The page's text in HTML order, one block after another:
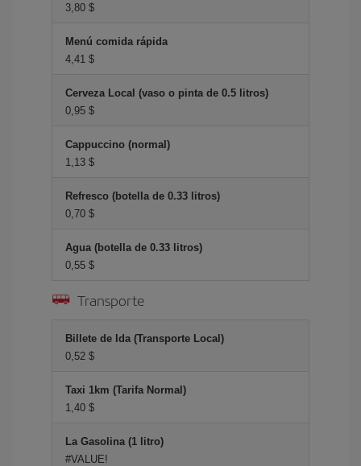
3,80 $
Menú comida rápida
4,41 $
Cerveza Local (vaso o pinta de 0.5 litros)
0,95 $
Cappuccino (normal)
1,13 $
Refresco (botella de 0.33 litros)
0,70 $
Agua (botella de 0.33 litros)
0,55 $
Transporte
Billete de Ida (Transporte Local)
0,52 $
Taxi 1km (Tarifa Normal)
1,40 $
La Gasolina (1 litro)
#VALUE!